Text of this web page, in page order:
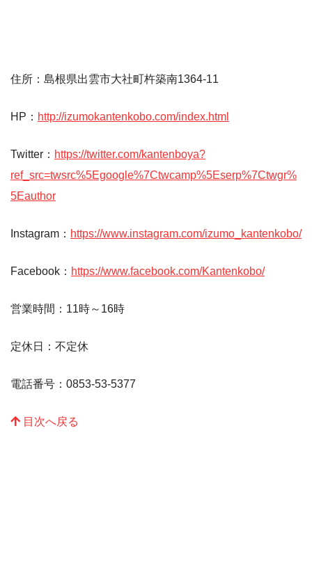
住所：島根県出雲市大社町杵築南1364-11
HP： http://izumokantenkobo.com/index.html
Twitter： https://twitter.com/kantenboya?
ref_src=twsrc%5Egoogle%7Ctwcamp%5Eserp%7Ctwgr%
5Eauthor
Instagram： https://www.instagram.com/izumo_kantenkobo/
Facebook： https://www.facebook.com/Kantenkobo/
営業時間：11時～16時
定休日：不定休
電話番号：0853-53-5377
目次へ戻る